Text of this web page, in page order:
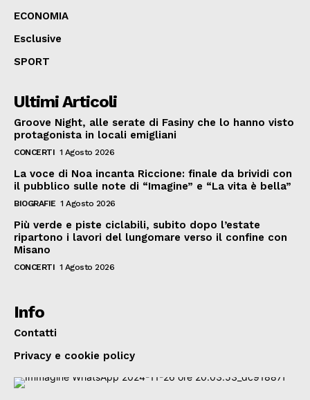
ECONOMIA
Esclusive
SPORT
Ultimi Articoli
Groove Night, alle serate di Fasiny che lo hanno visto
protagonista in locali emigliani
CONCERTI 1 Agosto 2026
La voce di Noa incanta Riccione: finale da brividi con
il pubblico sulle note di “Imagine” e “La vita è bella”
BIOGRAFIE 1 Agosto 2026
Più verde e piste ciclabili, subito dopo l’estate
ripartono i lavori del lungomare verso il confine con
Misano
CONCERTI 1 Agosto 2026
Info
Contatti
Privacy e cookie policy